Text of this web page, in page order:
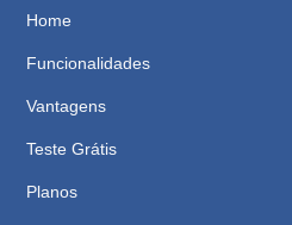
Home
Funcionalidades
Vantagens
Teste Grátis
Planos